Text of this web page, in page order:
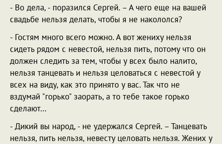
- Во дела, - поразился Сергей. – А чего еще на вашей
свадьбе нельзя делать, чтобы я не накололся?
- Гостям много всего можно. А вот жениху нельзя
сидеть рядом с невестой, нельзя пить, потому что он
должен следить за тем, чтобы у всех было налито,
нельзя танцевать и нельзя целоваться с невестой у
всех на виду, как это принято у вас. Так что не
вздумай "горько" заорать, а то тебе такое горько
сделают…
- Дикий вы народ, - не удержался Сергей. – Танцевать
нельзя, пить нельзя, невесту целовать нельзя. Жених у